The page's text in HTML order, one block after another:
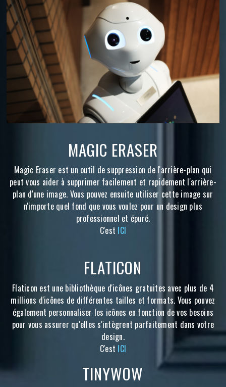
MAGIC ERASER
Magic Eraser est un outil de suppression de l'arrière-plan qui
peut vous aider à supprimer facilement et rapidement l'arrière-
plan d'une image. Vous pouvez ensuite utiliser cette image sur
n'importe quel fond que vous voulez pour un design plus
professionnel et épuré.
C'est ICI
FLATICON
Flaticon est une bibliothèque d'icônes gratuites avec plus de 4
millions d'icônes de différentes tailles et formats. Vous pouvez
également personnaliser les icônes en fonction de vos besoins
pour vous assurer qu'elles s'intègrent parfaitement dans votre
design.
C'est ICI
TINYWOW